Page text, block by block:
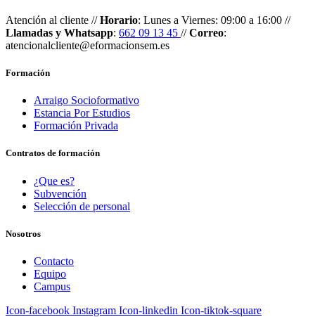
Atención al cliente //Horario: Lunes a Viernes: 09:00 a 16:00 //
Llamadas y Whatsapp: 662 09 13 45 //Correo:
atencionalcliente@eformacionsem.es
Formación
Arraigo Socioformativo
Estancia Por Estudios
Formación Privada
Contratos de formación
¿Que es?
Subvención
Selección de personal
Nosotros
Contacto
Equipo
Campus
Icon-facebook Instagram Icon-linkedin Icon-tiktok-square